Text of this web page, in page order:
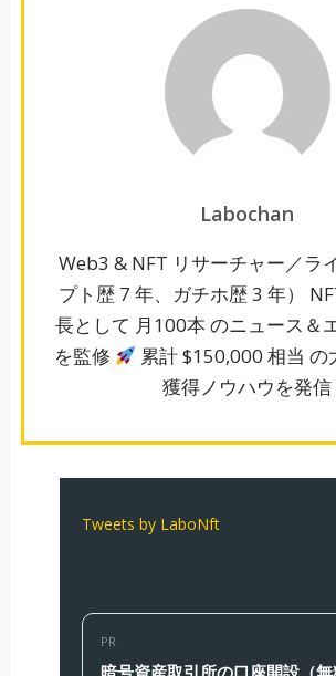
Labochan
Web3 & NFT リサーチャー／ラ
プト歴 7 年、ガチホ歴 3 年）
長として 月100本 のニュース＆
を監修
累計 $150,000 相当 の
獲得ノウハウを発信
Tweets by LaboNft
PR